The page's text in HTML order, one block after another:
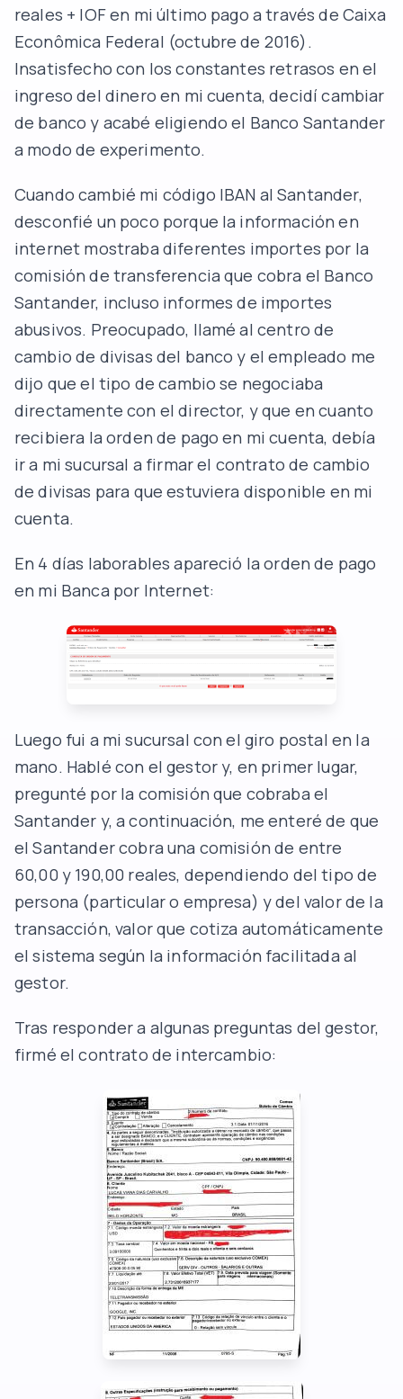
reales + IOF en mi último pago a través de Caixa
Econômica Federal (octubre de 2016).
Insatisfecho con los constantes retrasos en el
ingreso del dinero en mi cuenta, decidí cambiar
de banco y acabé eligiendo el Banco Santander
a modo de experimento.
Cuando cambié mi código IBAN al Santander,
desconfié un poco porque la información en
internet mostraba diferentes importes por la
comisión de transferencia que cobra el Banco
Santander, incluso informes de importes
abusivos. Preocupado, llamé al centro de
cambio de divisas del banco y el empleado me
dijo que el tipo de cambio se negociaba
directamente con el director, y que en cuanto
recibiera la orden de pago en mi cuenta, debía
ir a mi sucursal a firmar el contrato de cambio
de divisas para que estuviera disponible en mi
cuenta.
En 4 días laborables apareció la orden de pago
en mi Banca por Internet:
Luego fui a mi sucursal con el giro postal en la
mano. Hablé con el gestor y, en primer lugar,
pregunté por la comisión que cobraba el
Santander y, a continuación, me enteré de que
el Santander cobra una comisión de entre
60,00 y 190,00 reales, dependiendo del tipo de
persona (particular o empresa) y del valor de la
transacción, valor que cotiza automáticamente
el sistema según la información facilitada al
gestor.
Tras responder a algunas preguntas del gestor,
firmé el contrato de intercambio: